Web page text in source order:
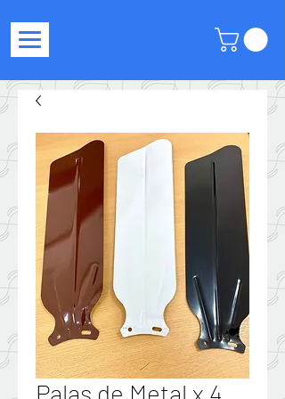
Palas de Metal x 4